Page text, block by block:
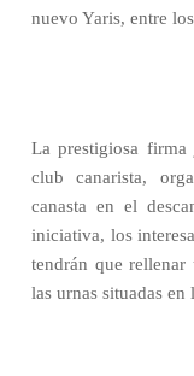
nuevo Yaris, entre
La prestigiosa firma
club canarista,
canasta en el
iniciativa, los
tendrán que
las urnas situadas en